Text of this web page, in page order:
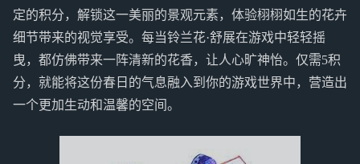
定的积分，解锁这一美丽的景观元素，体验栩栩如生的花卉
细节带来的视觉享受。每当铃兰花·舒展在游戏中轻轻摇
曳，都仿佛带来一阵清新的花香，让人心旷神怡。仅需5积
分，就能将这份春日的气息融入到你的游戏世界中，营造出
一个更加生动和温馨的空间。